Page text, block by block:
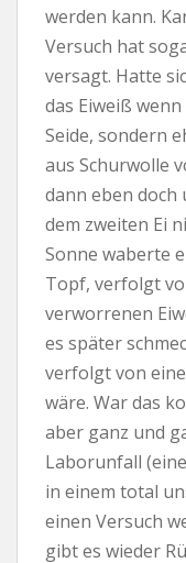
werden kann.
Versuch hat
versagt. Hatte
das Eiweiß
Seide, sondern
aus Schurwolle
dann eben doch
dem zweiten Ei
Sonne waberte
Topf, verfolgt
verworrenen
es später
verfolgt von
wäre. War das
aber ganz und
Laborunfall
in einem total
einen Versuch
gibt es wieder